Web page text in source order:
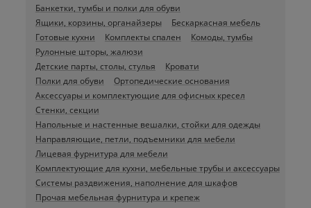
Банкетки, тумбы и полки для обуви
Ящики, корзины, органайзеры
Бескаркасная мебель
Готовые кухни
Комплекты спален
Комоды, тумбы
Рулонные шторы, жалюзи
Детские парты, столы, стулья
Кровати
Полки для обуви
Ортопедические основания
Аксессуары и комплектующие для офисных кресел
Стенки, секции
Напольные и настенные вешалки, стойки для одежды
Направляющие, петли, подъемники для мебели
Лицевая фурнитура для мебели
Комплектующие для кухни, мебельные трубы и аксессуары
Системы раздвижения, наполнение для шкафов
Прочая мебельная фурнитура и крепеж